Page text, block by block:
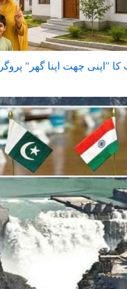
’’اپنی چھت اپنا گھر‘‘